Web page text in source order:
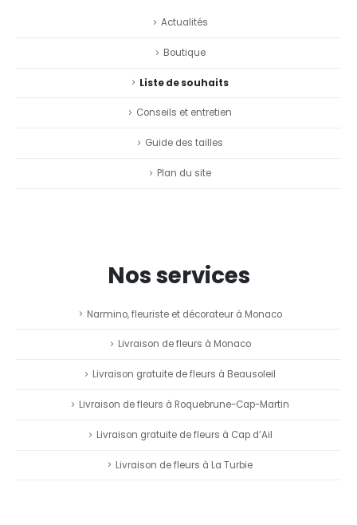
Actualités
Boutique
Liste de souhaits
Conseils et entretien
Guide des tailles
Plan du site
Nos services
Narmino, fleuriste et décorateur à Monaco
Livraison de fleurs à Monaco
Livraison gratuite de fleurs à Beausoleil
Livraison de fleurs à Roquebrune-Cap-Martin
Livraison gratuite de fleurs à Cap d’Ail
Livraison de fleurs à La Turbie